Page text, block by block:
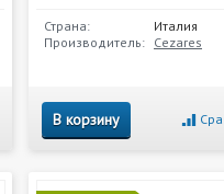
Страна:
Италия
Производитель: Cezares
В корзину